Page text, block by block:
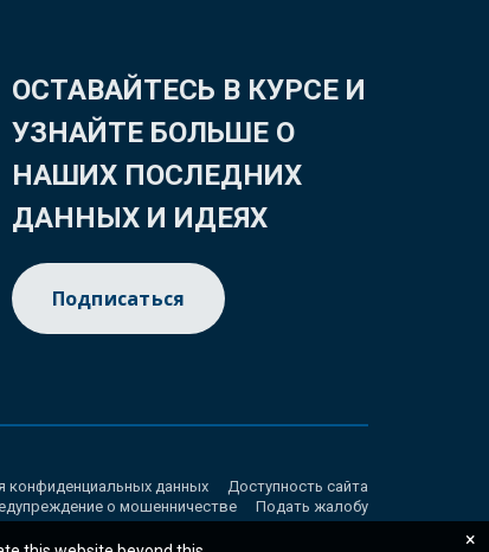
ОСТАВАЙТЕСЬ В КУРСЕ И
УЗНАЙТЕ БОЛЬШЕ О
НАШИХ ПОСЛЕДНИХ
ДАННЫХ И ИДЕЯХ
Подписаться
конфиденциальных данных
Доступность сайта
о мошенничестве Подать жалобу
×